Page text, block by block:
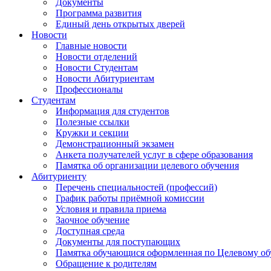
Документы
Программа развития
Единый день открытых дверей
Новости
Главные новости
Новости отделений
Новости Студентам
Новости Абитуриентам
Профессионалы
Студентам
Информация для студентов
Полезные ссылки
Кружки и секции
Демонстрационный экзамен
Анкета получателей услуг в сфере образования
Памятка об организации целевого обучения
Абитуриенту
Перечень специальностей (профессий)
График работы приёмной комиссии
Условия и правила приема
Заочное обучение
Доступная среда
Документы для поступающих
Памятка обучающися оформленная по Целевому
Обращение к родителям